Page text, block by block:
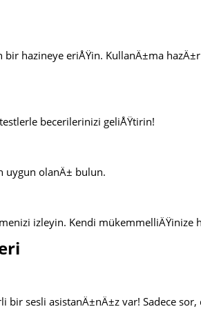
hazineye eriÅŸin. KullanÄ±ma
becerilerinizi geliÅŸtirin!
uygun olanÄ± bulun.
izleyin. Kendi mükemmelliÄŸinize
sesli asistanÄ±nÄ±z var! Sadece sor,